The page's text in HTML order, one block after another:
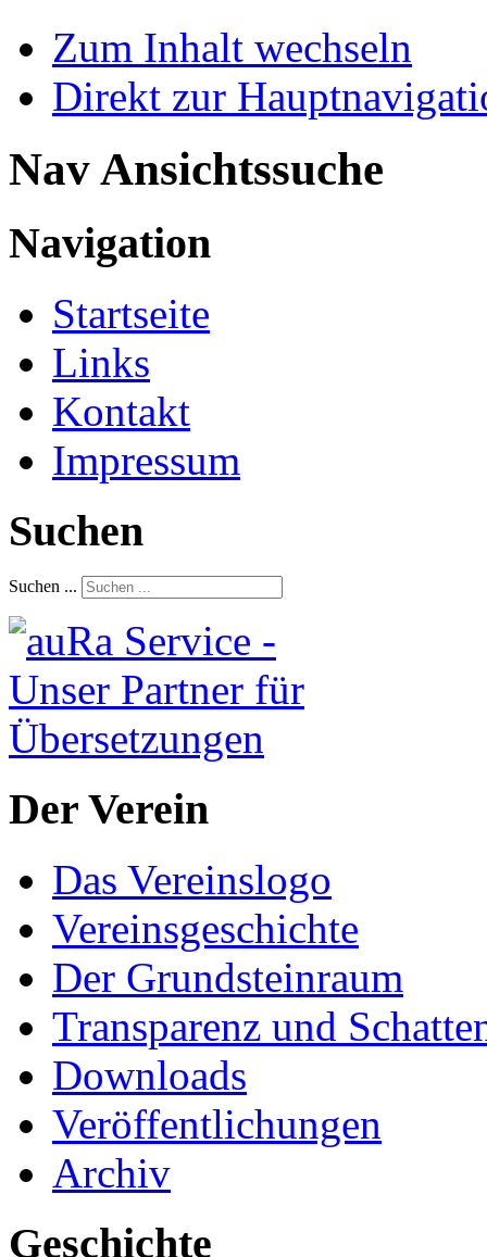
Zum Inhalt wechseln
Direkt zur
Nav Ansichtssuche
Navigation
Startseite
Links
Kontakt
Impressum
Suchen
Suchen ...
Der Verein
Das Vereinslogo
Vereinsgeschichte
Der Grundsteinraum
Transparenz und
Downloads
Veröffentlichungen
Archiv
Geschichte